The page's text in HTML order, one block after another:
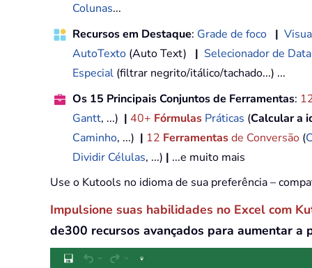
Colunas...
Recursos em Destaque: Grade de foco |
AutoTexto (Auto Text) | Selecionador de Data
Especial (filtrar negrito/itálico/tachado...) ...
Os 15 Principais Conjuntos de Ferramentas:
Gantt, ...) | 40+ Fórmulas Práticas (Calcular a
Caminho, ...) | 12 Ferramentasde Conversão (
Dividir Células, ...) | ...e muito mais
Use o Kutools no idioma de sua preferência –
Impulsione suas habilidades no Excel com
de300 recursos avançados para aumentar a